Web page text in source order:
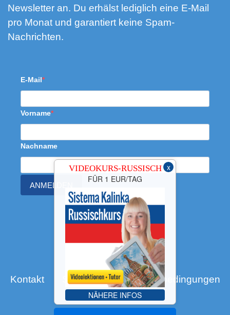
x
VIDEOKURS-RUSSISCH
FÜR 1 EUR/TAG
NÄHERE INFOS
Newsletter an. Du erhälst lediglich eine E-Mail
pro Monat und garantiert keine Spam-
Nachrichten.
E-Mail
Vorname
Nachname
ANMELDEN
Kontakt Site Map
Nutzungsbedingungen
Datenschutz